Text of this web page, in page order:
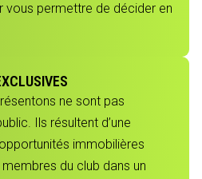
vous permettre de décider en
ne sont pas
Ils résultent d’une
immobilières
du club dans un